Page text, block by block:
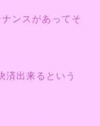
ンスがあってそ
済出来るという